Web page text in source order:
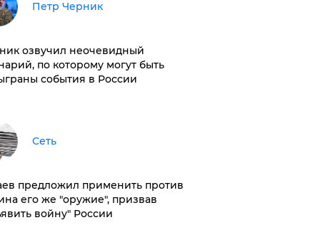
Петр Черник
озвучил неочевидный
по которому могут быть
события в России
Сеть
предложил применить против
его же "оружие", призвав
войну" России